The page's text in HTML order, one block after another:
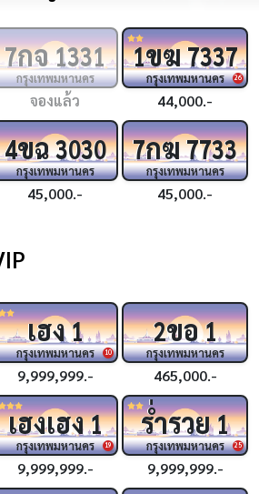
7กจ1331
กรุงเทพมหานคร
จองแล้ว
26
1ขฆ7337
กรุงเทพมหานคร
44,000.-
4ขฉ3030
กรุงเทพมหานคร
45,000.-
7กฆ7733
กรุงเทพมหานคร
45,000.-
10
เฮง1
กรุงเทพมหานคร
9,999,999.-
2ขอ1
กรุงเทพมหานคร
465,000.-
19
เฮงเฮง1
กรุงเทพมหานคร
9,999,999.-
25
ร่ำรวย1
กรุงเทพมหานคร
9,999,999.-